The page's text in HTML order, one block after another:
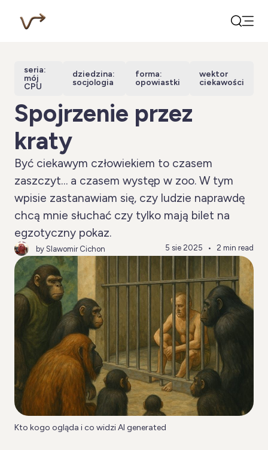
seria:
mój
CPU
dziedzina:
socjologia
forma:
opowiastki
wektor
ciekawości
Spojrzenie przez
kraty
Być ciekawym człowiekiem to czasem
zaszczyt… a czasem występ w zoo. W tym
wpisie zastanawiam się, czy ludzie naprawdę
chcą mnie słuchać czy tylko mają bilet na
egzotyczny pokaz.
by Slawomir Cichon 5 sie 2025 2 min read
Kto kogo ogląda i co widzi AI generated